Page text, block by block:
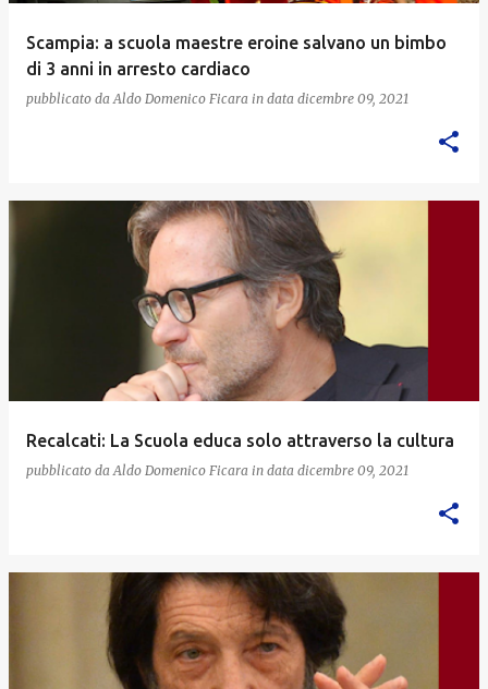
Scampia: a scuola maestre eroine salvano un bimbo
di 3 anni in arresto cardiaco
pubblicato da Aldo Domenico Ficara in data dicembre 09, 2021
Recalcati: La Scuola educa solo attraverso la cultura
pubblicato da Aldo Domenico Ficara in data dicembre 09, 2021